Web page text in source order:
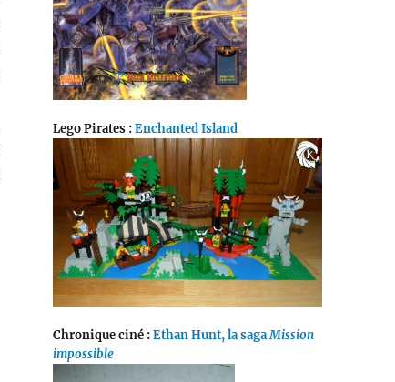
Lego Pirates :Enchanted Island
Chronique ciné :Ethan Hunt, la sagaMission
impossible